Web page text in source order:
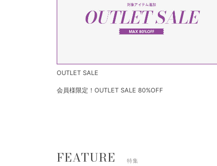
OUTLET SALE
会員様限定！OUTLET SALE 80%OFF
FEATURE 特集